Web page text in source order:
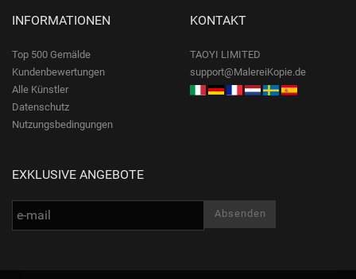
INFORMATIONEN
Top 500 Gemälde
Kundenbewertungen
Alle Künstler
Datenschutz
Nutzungsbedingungen
KONTAKT
TAOYI LIMITED
support@MalereiKopie.de
EXKLUSIVE ANGEBOTE